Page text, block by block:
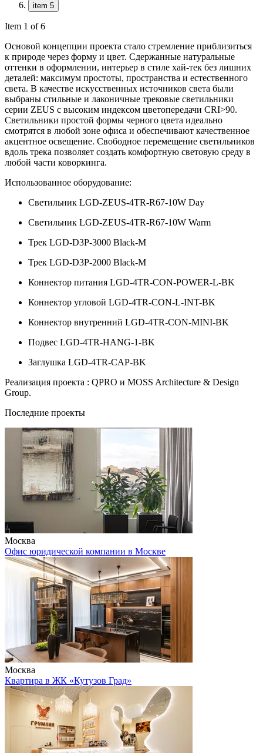
item 5
Item 1 of 6
Основой концепции проекта стало стремление приблизиться
к природе через форму и цвет. Сдержанные натуральные
оттенки в оформлении, интерьер в стиле хай-тек без лишних
деталей: максимум простоты, пространства и естественного
света. В качестве искусственных источников света были
выбраны стильные и лаконичные трековые светильники
серии ZEUS с высоким индексом цветопередачи CRI>90.
Светильники простой формы черного цвета идеально
смотрятся в любой зоне офиса и обеспечивают качественное
акцентное освещение. Свободное перемещение светильников
вдоль трека позволяет создать комфортную световую среду в
любой части коворкинга.
Использованное оборудование:
Светильник LGD-ZEUS-4TR-R67-10W Day
Светильник LGD-ZEUS-4TR-R67-10W Warm
Трек LGD-D3P-3000 Black-M
Трек LGD-D3P-2000 Black-M
Коннектор питания LGD-4TR-CON-POWER-L-BK
Коннектор угловой LGD-4TR-CON-L-INT-BK
Коннектор внутренний LGD-4TR-CON-MINI-BK
Подвес LGD-4TR-HANG-1-BK
Заглушка LGD-4TR-CAP-BK
Реализация проекта : QPRO и MOSS Architecture & Design
Group.
Последние проекты
Москва
Офис юридической компании в Москве
Москва
Квартира в ЖК «Кутузов Град»